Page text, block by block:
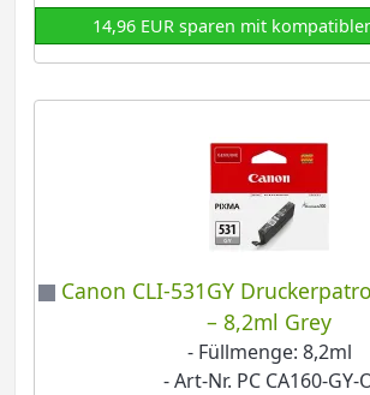
14,96 EUR sparen mit
Canon CLI-531GY
– 8,2ml Grey
- Füllmenge: 8,2ml
- Art-Nr. PC CA160-GY-